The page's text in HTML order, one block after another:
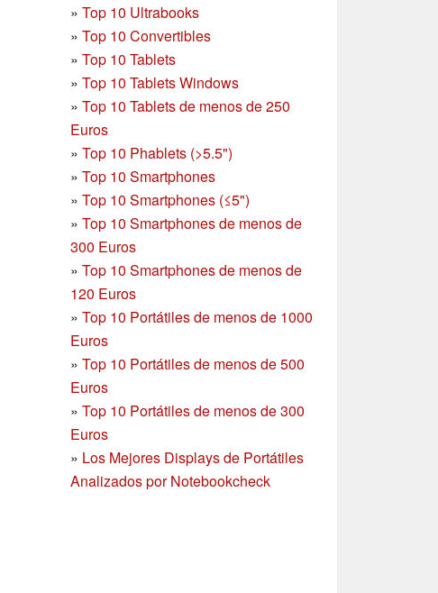
» Top 10 Ultrabooks
» Top 10 Convertibles
» Top 10 Tablets
» Top 10 Tablets Windows
» Top 10 Tablets de menos de 250
Euros
» Top 10 Phablets (>5.5")
» Top 10 Smartphones
» Top 10 Smartphones (≤5")
» Top 10 Smartphones de menos de
300 Euros
» Top 10 Smartphonesde menos de
120 Euros
» Top 10 Portátiles de menos de 1000
Euros
» Top 10 Portátiles de menos de 500
Euros
» Top 10 Portátiles de menos de 300
Euros
» Los Mejores Displays de Portátiles
Analizados por Notebookcheck